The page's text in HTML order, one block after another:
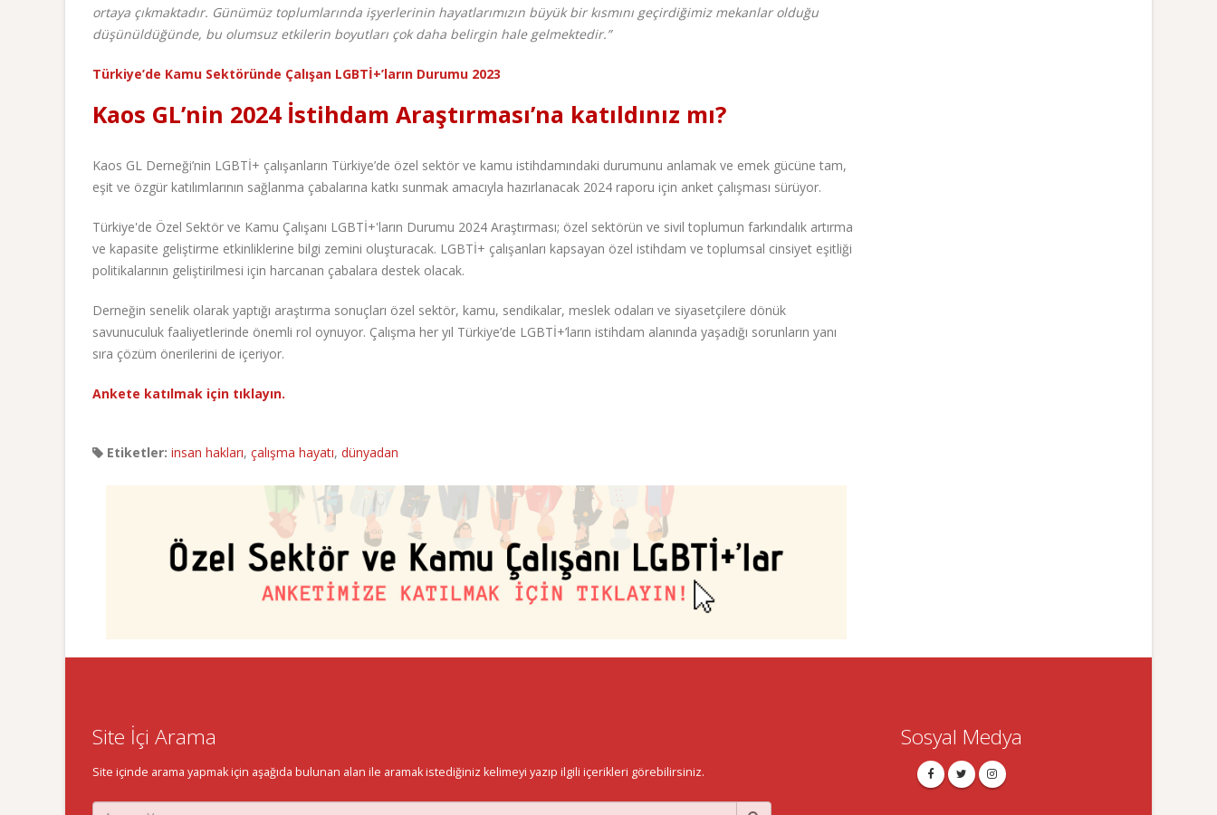
ortaya çıkmaktadır. Günümüz toplumlarında işyerlerinin hayatlarımızın büyük bir kısmını geçirdiğimiz mekanlar olduğu
düşünüldüğünde, bu olumsuz etkilerin boyutları çok daha belirgin hale gelmektedir.”
Türkiye’de Kamu Sektöründe Çalışan LGBTİ+’ların Durumu 2023
Kaos GL’nin 2024 İstihdam Araştırması’na katıldınız mı?
Kaos GL Derneği’nin LGBTİ+ çalışanların Türkiye’de özel sektör ve kamu istihdamındaki durumunu anlamak ve emek gücüne tam,
eşit ve özgür katılımlarının sağlanma çabalarına katkı sunmak amacıyla hazırlanacak 2024 raporu için anket çalışması sürüyor.
Türkiye'de Özel Sektör ve Kamu Çalışanı LGBTİ+'ların Durumu 2024 Araştırması; özel sektörün ve sivil toplumun farkındalık artırma
ve kapasite geliştirme etkinliklerine bilgi zemini oluşturacak. LGBTİ+ çalışanları kapsayan özel istihdam ve toplumsal cinsiyet eşitliği
politikalarının geliştirilmesi için harcanan çabalara destek olacak.
Derneğin senelik olarak yaptığı araştırma sonuçları özel sektör, kamu, sendikalar, meslek odaları ve siyasetçilere dönük
savunuculuk faaliyetlerinde önemli rol oynuyor. Çalışma her yıl Türkiye’de LGBTİ+’ların istihdam alanında yaşadığı sorunların yanı
sıra çözüm önerilerini de içeriyor.
Ankete katılmak için tıklayın.
Etiketler: insan hakları, çalışma hayatı, dünyadan
Site İçi Arama
Site içinde arama yapmak için aşağıda bulunan alan ile aramak istediğiniz kelimeyi yazıp ilgili içerikleri görebilirsiniz.
Sosyal Medya